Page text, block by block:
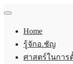
Home
รู้จักอ.ชัญ
ศาสตร์ในการ